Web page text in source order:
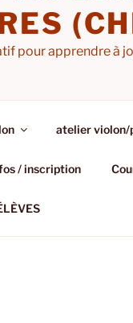
pour apprendre à
atelier violon/
/ inscription